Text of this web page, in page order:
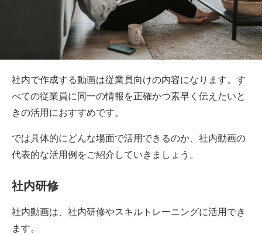
社内で作成する動画は従業員向けの内容になります。す
べての従業員に同一の情報を正確かつ素早く伝えたいと
きの活用におすすめです。
では具体的にどんな場面で活用できるのか、社内動画の
代表的な活用例をご紹介していきましょう。
社内研修
社内動画は、社内研修やスキルトレーニングに活用でき
ます。